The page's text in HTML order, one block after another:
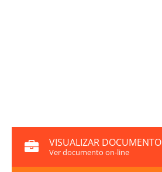
VISUALIZAR DOCUMENTO
Ver documento on-line